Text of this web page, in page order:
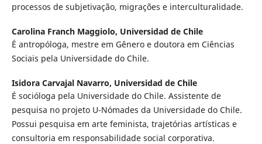
processos de subjetivação, migrações e interculturalidade.
Carolina Franch Maggiolo, Universidad de Chile
É antropóloga, mestre em Gênero e doutora em Ciências
Sociais pela Universidade do Chile.
Isidora Carvajal Navarro, Universidad de Chile
É socióloga pela Universidade do Chile. Assistente de
pesquisa no projeto U-Nómades da Universidade do Chile.
Possui pesquisa em arte feminista, trajetórias artísticas e
consultoria em responsabilidade social corporativa.